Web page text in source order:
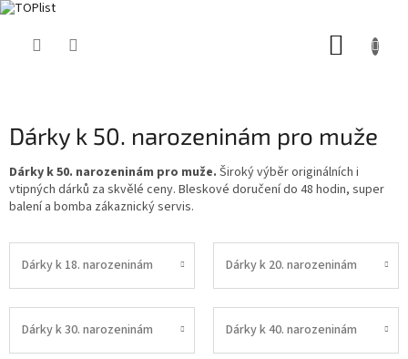
Dárky k 50. narozeninám pro muže
Dárky k 50. narozeninám pro muže. Široký výběr originálních i
vtipných dárků za skvělé ceny. Bleskové doručení do 48 hodin, super
balení a bomba zákaznický servis.
Dárky k 18. narozeninám Dárky k 20. narozeninám
Dárky k 30. narozeninám Dárky k 40. narozeninám